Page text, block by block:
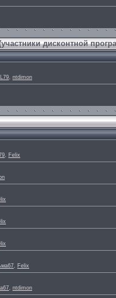
дисконтной
, ntdimon
, Felix
, Felix
, ntdimon